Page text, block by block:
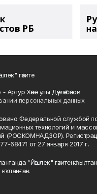
РБ
гәзите
Хәсән улы Дәүләтбәков
персональных данных
Федеральной службой
технологий и
(РОСКОМНАДЗОР).
68471 от 27 января 2017 г.
"Йәшлек" гәзитенә
яҡланған.